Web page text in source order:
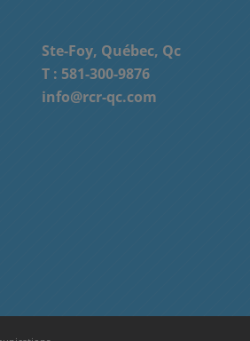
Ste-Foy, Québec, Qc
T : 581-300-9876
info@rcr-qc.com